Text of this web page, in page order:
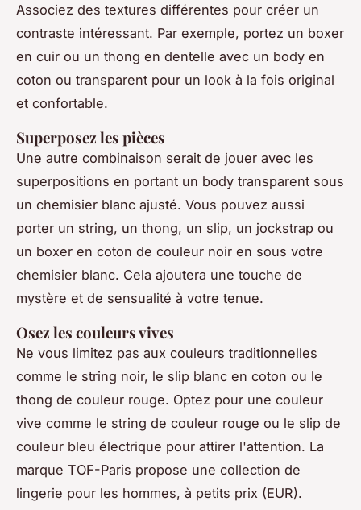
Associez des textures différentes pour créer un
contraste intéressant. Par exemple, portez un boxer
en cuir ou un thong en dentelle avec un body en
coton ou transparent pour un look à la fois original
et confortable.
Superposez les pièces
Une autre combinaison serait de jouer avec les
superpositions en portant un body transparent sous
un chemisier blanc ajusté. Vous pouvez aussi
porter un string, un thong, un slip, un jockstrap ou
un boxer en coton de couleur noir en sous votre
chemisier blanc. Cela ajoutera une touche de
mystère et de sensualité à votre tenue.
Osez les couleurs vives
Ne vous limitez pas aux couleurs traditionnelles
comme le string noir, le slip blanc en coton ou le
thong de couleur rouge. Optez pour une couleur
vive comme le string de couleur rouge ou le slip de
couleur bleu électrique pour attirer l'attention. La
marque TOF-Paris propose une collection de
lingerie pour les hommes, à petits prix (EUR).